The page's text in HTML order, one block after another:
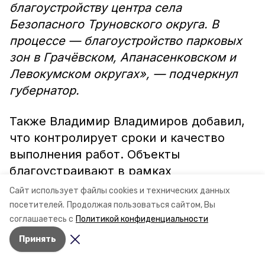
Сайт использует файлы cookies и технических данных
посетителей. Продолжая пользоваться сайтом, Вы
соглашаетесь с Политикой конфиденциальности
Принять
благоустройству центра села
Безопасного Труновского округа. В
процессе — благоустройство парковых
зон в Грачёвском, Апанасенковском и
Левокумском округах», — подчеркнул
губернатор.
Также Владимир Владимиров добавил,
что контролирует сроки и качество
выполнения работ. Объекты
благоустраивают в рамках
госпрограммы «Комплексное развитие
сельских территорий».
Авторы: Сергей Пархисенко